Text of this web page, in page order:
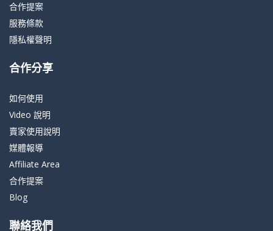
合作提案
服務條款
隱私權聲明
合作分享
如何使用
Video 說明
賣家使用說明
媒體報導
Affiliate Area
合作提案
Blog
聯絡我們